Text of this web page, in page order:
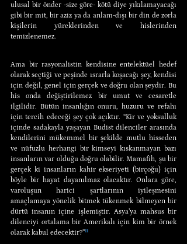
ulusal bir önder -size göre- kötü diye yıkılamayacağı
gibi bir mit, bir aziz ya da anlam-dışı bir din de zorla
kişilerin yüreklerinden ve hislerinden
temizlenemez.
Ama bir rasyonalistin kendisine entelektüel hedef
olarak seçtiği ve peşinde ısrarla koşacağı şey, kendisi
için değil, genel için gerçek ve doğru olan şeydir. Bu
his onda değiştirilemez bir umut ve cesaretle
ilgilidir. Bütün insanlığın onuru, huzuru ve refahı
için tercih edeceği şey çok açıktır. “Kir ve yoksulluk
içinde sadakayla yaşayan Budist dilenciler arasında
kendilerini mükemmel bir şekilde mutlu hisseden
ve nüfuzlu herhangi bir kimseyi kıskanmayan bazı
insanların var olduğu doğru olabilir. Mamafih, şu bir
gerçek ki insanların kahir ekseriyeti (birçoğu) için
böyle bir hayat dayanılmaz olacaktır. Onlara göre,
varoluşun harici şartlarının iyileşmesini
amaçlamaya yönelik bitmek tükenmek bilmeyen bir
dürtü insanın içine işlemiştir. Asya’ya mahsus bir
dilenciyi ortalama bir Amerikalı için kim bir örnek
olarak kabul edecektir?”¹¹